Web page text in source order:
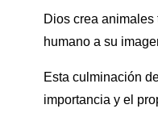
Dios crea animales
humano a su
Esta culminación
importancia y el